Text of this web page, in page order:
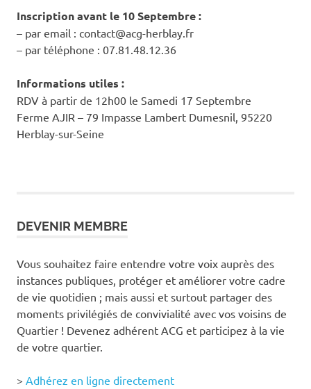
Inscription avant le 10 Septembre :
– par email : contact@acg-herblay.fr
– par téléphone : 07.81.48.12.36
Informations utiles :
RDV à partir de 12h00 le Samedi 17 Septembre
Ferme AJIR – 79 Impasse Lambert Dumesnil, 95220
Herblay-sur-Seine
DEVENIR MEMBRE
Vous souhaitez faire entendre votre voix auprès des
instances publiques, protéger et améliorer votre cadre
de vie quotidien ; mais aussi et surtout partager des
moments privilégiés de convivialité avec vos voisins de
Quartier ! Devenez adhérent ACG et participez à la vie
de votre quartier.
> Adhérez en ligne directement